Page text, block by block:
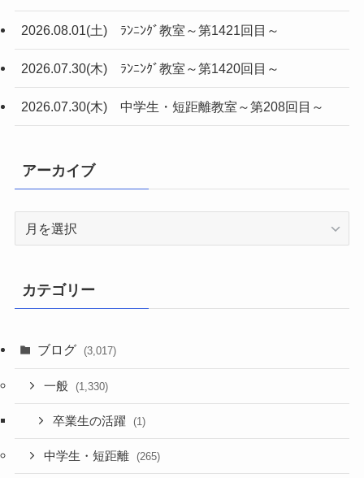
2026.08.01(土) ﾗﾝﾆﾝｸﾞ教室～第1421回目～
2026.07.30(木) ﾗﾝﾆﾝｸﾞ教室～第1420回目～
2026.07.30(木) 中学生・短距離教室～第208回目～
アーカイブ
ブ
カテゴリー
ブログ (3,017)
一般 (1,330)
卒業生の活躍 (1)
中学生・短距離 (265)